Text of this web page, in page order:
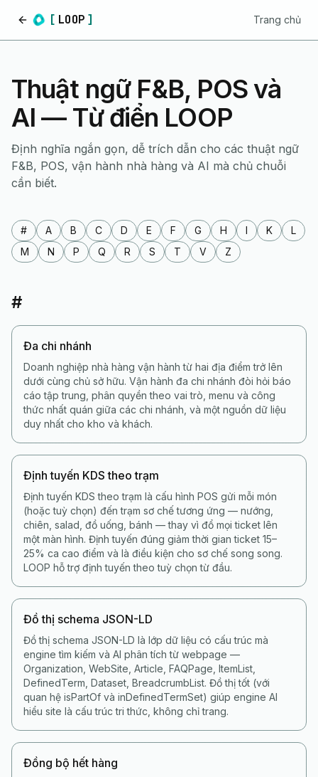
[ LOOP ]
Trang chủ
Trang chủ
Thuật ngữ F&B, POS và
AI — Từ điển LOOP
Định nghĩa ngắn gọn, dễ trích dẫn cho các thuật ngữ
F&B, POS, vận hành nhà hàng và AI mà chủ chuỗi
cần biết.
# A B C D E F G H I K
L
M
N P Q R S T V Z
#
Đa chi nhánh
Doanh nghiệp nhà hàng vận hành từ hai địa điểm trở lên
dưới cùng chủ sở hữu. Vận hành đa chi nhánh đòi hỏi báo
cáo tập trung, phân quyền theo vai trò, menu và công
thức nhất quán giữa các chi nhánh, và một nguồn dữ liệu
duy nhất cho kho và khách.
Định tuyến KDS theo trạm
Định tuyến KDS theo trạm là cấu hình POS gửi mỗi món
(hoặc tuỳ chọn) đến trạm sơ chế tương ứng — nướng,
chiên, salad, đồ uống, bánh — thay vì đổ mọi ticket lên
một màn hình. Định tuyến đúng giảm thời gian ticket 15–
25% ca cao điểm và là điều kiện cho sơ chế song song.
LOOP hỗ trợ định tuyến theo tuỳ chọn từ đầu.
Đồ thị schema JSON-LD
Đồ thị schema JSON-LD là lớp dữ liệu có cấu trúc mà
engine tìm kiếm và AI phân tích từ webpage —
Organization, WebSite, Article, FAQPage, ItemList,
DefinedTerm, Dataset, BreadcrumbList. Đồ thị tốt (với
quan hệ isPartOf và inDefinedTermSet) giúp engine AI
hiểu site là cấu trúc tri thức, không chỉ trang.
Đồng bộ hết hàng